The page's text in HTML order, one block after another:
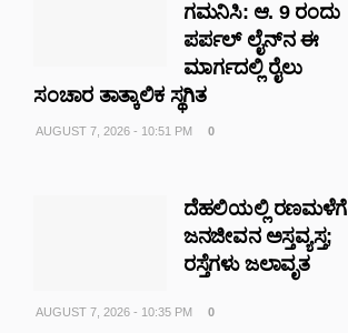
ಗಮನಿಸಿ: ಆ. 9 ರಂದು
ಪರ್ಪಲ್ ಲೈನ್‌ನ ಈ
ಮಾರ್ಗದಲ್ಲಿ ರೈಲು
ಸಂಚಾರ ತಾತ್ಕಾಲಿಕ ಸ್ಥಗಿತ
AUGUST 7, 2026 - 10:51 PM 0
ದೆಹಲಿಯಲ್ಲಿ ರಣಮಳೆಗೆ
ಜನಜೀವನ ಅಸ್ತವ್ಯಸ್ತ;
ರಸ್ತೆಗಳು ಜಲಾವೃತ
AUGUST 7, 2026 - 10:35 PM 0